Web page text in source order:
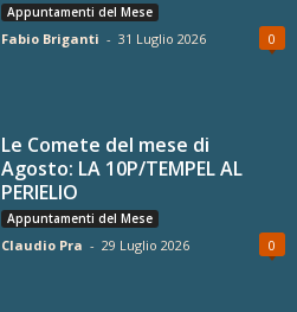
Appuntamenti del Mese
Fabio Briganti - 31 Luglio 2026 0
Le Comete del mese di
Agosto: LA 10P/TEMPEL AL
PERIELIO
Appuntamenti del Mese
Claudio Pra - 29 Luglio 2026 0